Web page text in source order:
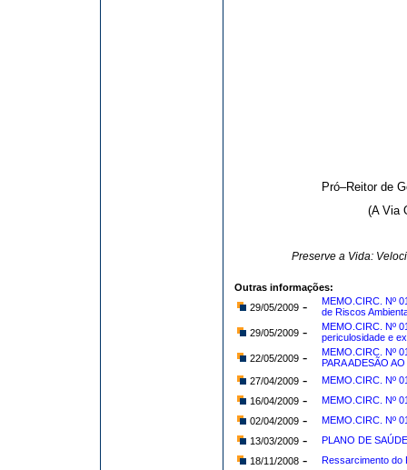
Pró–Reitor de
(A Via
Preserve a Vida:
Outras informações:
29/05/2009-
MEMO.CIRC. Nº
de Riscos
29/05/2009-
MEMO.CIRC. Nº
periculosidade e
22/05/2009-
MEMO.CIRC. Nº
PARA ADESÃO
27/04/2009-
MEMO.CIRC. Nº
16/04/2009-
MEMO.CIRC. Nº
02/04/2009-
MEMO.CIRC. Nº
13/03/2009-
PLANO DE
18/11/2008- Ressarcimento do